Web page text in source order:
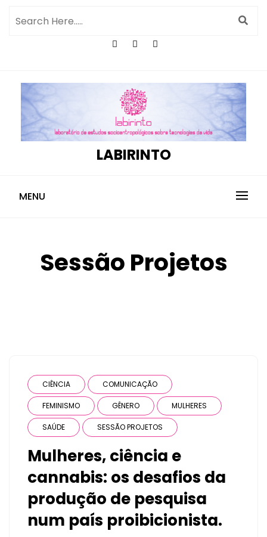
LABIRINTO
MENU
Sessão Projetos
CIÊNCIA COMUNICAÇÃO
FEMINISMO GÊNERO MULHERES
SAÚDE SESSÃO PROJETOS
Mulheres, ciência e
cannabis: os desafios da
produção de pesquisa
num país proibicionista.